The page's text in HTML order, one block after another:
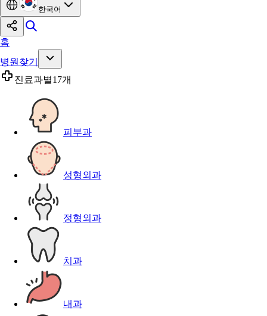
한국어
홈
병원찾기
진료과별17개
피부과
성형외과
정형외과
치과
내과